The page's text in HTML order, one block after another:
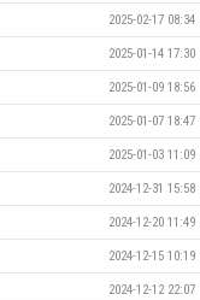
2025-02-17 08:34
2025-01-14 17:30
2025-01-09 18:56
2025-01-07 18:47
2025-01-03 11:09
2024-12-31 15:58
2024-12-20 11:49
2024-12-15 10:19
2024-12-12 22:07